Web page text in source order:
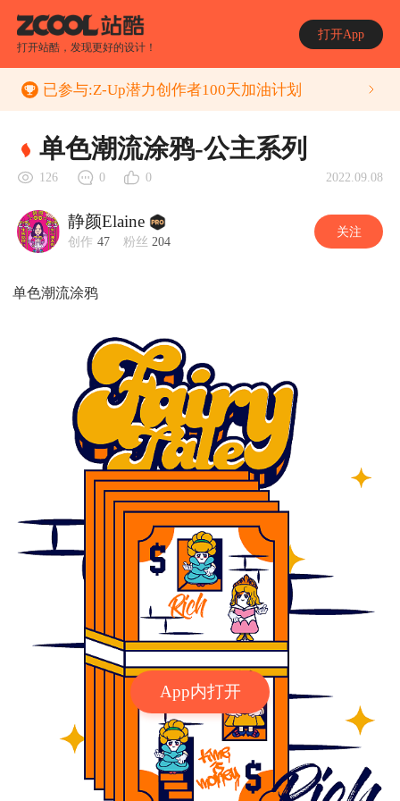
打开站酷，发现更好的设计！
打开App
App内打开
已参与:Z-Up潜力创作者100天加油计划
单色潮流涂鸦-公主系列
126 0 0 2022.09.08
静颜Elaine
创作 47 粉丝 204
关注
单色潮流涂鸦